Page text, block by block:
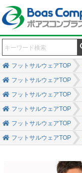
フットサルウェアTOP
フットサルウェアTOP
フットサルウェアTOP
フットサルウェアTOP
フットサルウェアTOP
フットサルウェアTOP